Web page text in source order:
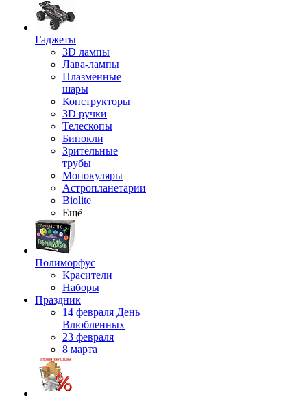
Гаджеты
3D лампы
Лава-лампы
Плазменные
шары
Конструкторы
3D ручки
Телескопы
Бинокли
Зрительные
трубы
Монокуляры
Астропланетарии
Biolite
Ещё
Полиморфус
Красители
Наборы
Праздник
14 февраля День
Влюбленных
23 февраля
8 марта